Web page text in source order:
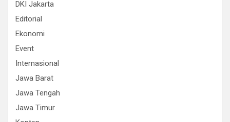
DKI Jakarta
Editorial
Ekonomi
Event
Internasional
Jawa Barat
Jawa Tengah
Jawa Timur